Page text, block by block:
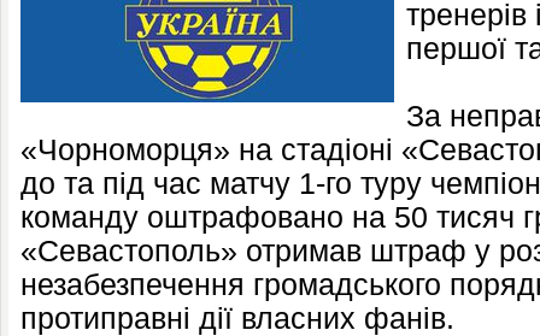
тренерів
першої
За
«Чорноморця» на стадіоні
до та під час матчу 1-го туру
команду оштрафовано на 50 тисяч
«Севастополь» отримав штраф у
незабезпечення громадського
протиправні дії власних фанів.